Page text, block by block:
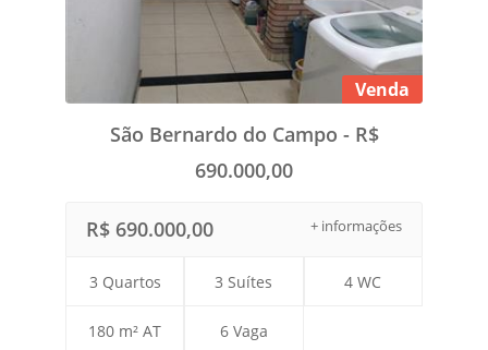
Venda
São Bernardo do Campo - R$
690.000,00
+ informações
R$ 690.000,00
3 Quartos 3 Suítes 4 WC
180 m² AT 6 Vaga